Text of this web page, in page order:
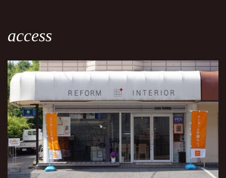
access